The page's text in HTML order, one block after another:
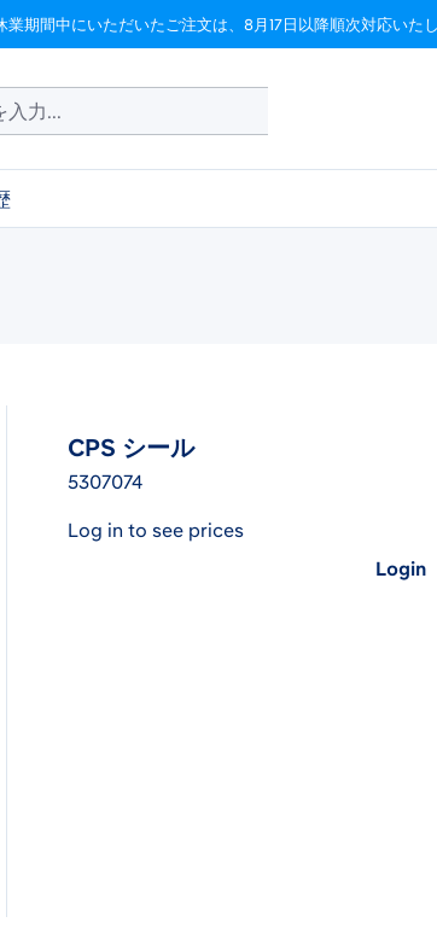
期間中にいただいたご注文は、8月17日以降順次対応いたし
CPS シール
5307074
Log in to see prices
Login